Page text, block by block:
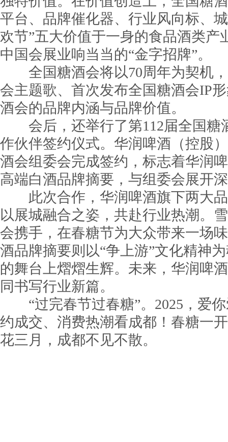
平台、品牌催化器、行业风向标、
欢节”五大价值于一身的食品酒类产
中国会展业响当当的“金字招牌”。
全国糖酒会将以70周年为契机，
会主题歌、首次发布全国糖酒会IP
酒会的品牌内涵与品牌价值。
会后，还举行了第112届全国糖
作伙伴签约仪式。华润啤酒（控股
酒会组委会完成签约，标志着华润
高端白酒品牌摘要，与组委会展开
此次合作，华润啤酒旗下两大品
以展城融合之姿，共赴行业热潮。
会携手，在春糖节为大众带来一场
酒品牌摘要则以“争上游”文化精神
的舞台上熠熠生辉。未来，华润啤
同书写行业新篇。
“过完春节过春糖”。2025，爱你
约成交、消费热潮看成都！春糖一
花三月，成都不见不散。